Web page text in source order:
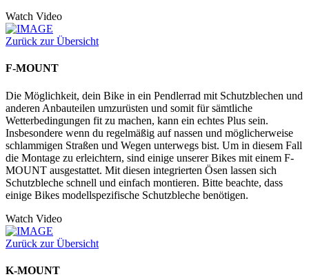
Watch Video
Zurück zur Übersicht
F-MOUNT
Die Möglichkeit, dein Bike in ein Pendlerrad mit Schutzblechen und
anderen Anbauteilen umzurüsten und somit für sämtliche
Wetterbedingungen fit zu machen, kann ein echtes Plus sein.
Insbesondere wenn du regelmäßig auf nassen und möglicherweise
schlammigen Straßen und Wegen unterwegs bist. Um in diesem Fall
die Montage zu erleichtern, sind einige unserer Bikes mit einem F-
MOUNT ausgestattet. Mit diesen integrierten Ösen lassen sich
Schutzbleche schnell und einfach montieren. Bitte beachte, dass
einige Bikes modellspezifische Schutzbleche benötigen.
Watch Video
Zurück zur Übersicht
K-MOUNT